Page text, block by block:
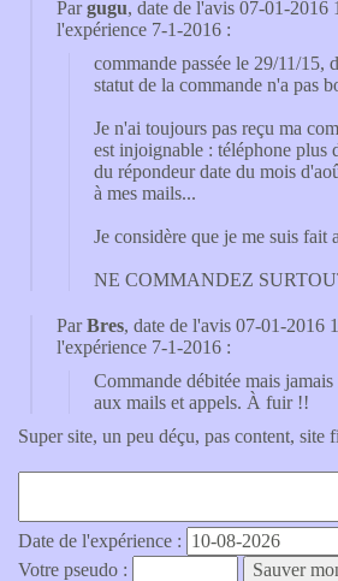
Pargugu, date de l'avis 07-01-2016
l'expérience 7-1-2016 :
commande passée le 29/11/15,
statut de la commande n'a pas
Je n'ai toujours pas reçu ma
est injoignable : téléphone plus
du répondeur date du mois
à mes mails...
Je considère que je me suis fait
NE COMMANDEZ
ParBres, date de l'avis 07-01-2016
l'expérience 7-1-2016 :
Commande débitée mais
aux mails et appels. À fuir !!
Super site, un peu déçu, pas content, site
Date de l'expérience :
Votre pseudo :